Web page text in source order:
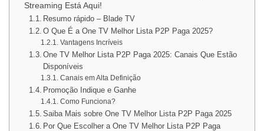
Streaming Está Aqui!
Resumo rápido – Blade TV
O Que É a One TV Melhor Lista P2P Paga 2025?
Vantagens Incríveis
One TV Melhor Lista P2P Paga 2025: Canais Que Estão
Disponíveis
Canais em Alta Definição
Promoção Indique e Ganhe
Como Funciona?
Saiba Mais sobre One TV Melhor Lista P2P Paga 2025
Por Que Escolher a One TV Melhor Lista P2P Paga